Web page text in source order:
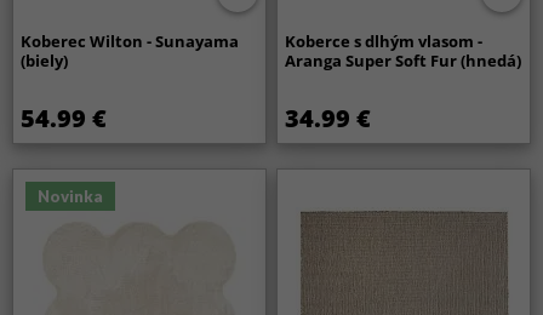
Koberec Wilton - Sunayama
(biely)
54.99 €
Koberce s dlhým vlasom -
Aranga Super Soft Fur (hnedá)
34.99 €
Novinka